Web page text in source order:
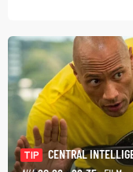
TIP
CENTRAL